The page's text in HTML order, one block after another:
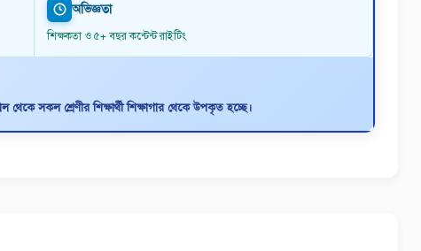
অভিজ্ঞতা
শিক্ষকতা ও ৫+ বছর কন্টেন্ট রাইটিং
থেকে সকল শ্রেণীর শিক্ষার্থী শিক্ষাগার থেকে উপকৃত হচ্ছে।